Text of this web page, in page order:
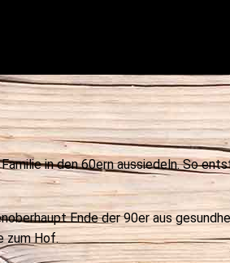
in den 60ern aussiedeln. So
Ende der 90er aus
zum Hof.